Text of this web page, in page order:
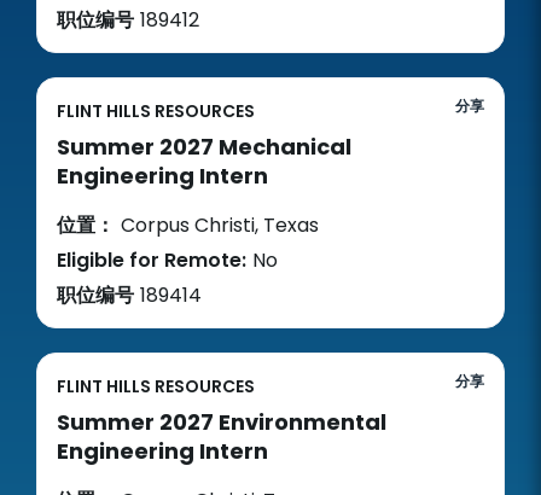
职位编号 189412
FLINT HILLS RESOURCES 分享
Summer 2027 Mechanical
Engineering Intern
位置： Corpus Christi, Texas
Eligible for Remote: No
职位编号 189414
FLINT HILLS RESOURCES 分享
Summer 2027 Environmental
Engineering Intern